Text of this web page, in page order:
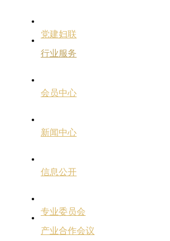
党建妇联
行业服务
会员中心
新闻中心
信息公开
专业委员会
产业合作会议